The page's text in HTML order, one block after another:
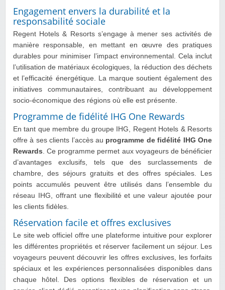
Engagement envers la durabilité et la
responsabilité sociale
Regent Hotels & Resorts s’engage à mener ses activités de
manière responsable, en mettant en œuvre des pratiques
durables pour minimiser l’impact environnemental. Cela inclut
l’utilisation de matériaux écologiques, la réduction des déchets
et l’efficacité énergétique. La marque soutient également des
initiatives communautaires, contribuant au développement
socio-économique des régions où elle est présente.
Programme de fidélité IHG One Rewards
En tant que membre du groupe IHG, Regent Hotels & Resorts
offre à ses clients l’accès au programme de fidélité IHG One
Rewards. Ce programme permet aux voyageurs de bénéficier
d’avantages exclusifs, tels que des surclassements de
chambre, des séjours gratuits et des offres spéciales. Les
points accumulés peuvent être utilisés dans l’ensemble du
réseau IHG, offrant une flexibilité et une valeur ajoutée pour
les clients fidèles.
Réservation facile et offres exclusives
Le site web officiel offre une plateforme intuitive pour explorer
les différentes propriétés et réserver facilement un séjour. Les
voyageurs peuvent découvrir les offres exclusives, les forfaits
spéciaux et les expériences personnalisées disponibles dans
chaque hôtel. Des options flexibles de réservation et un